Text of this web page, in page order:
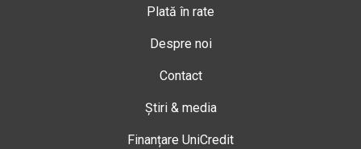
Plată în rate
Despre noi
Contact
Știri & media
Finanțare UniCredit